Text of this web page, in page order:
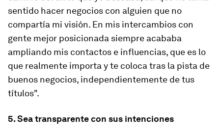
sentido hacer negocios con alguien que no
compartía mi visión. En mis intercambios con
gente mejor posicionada siempre acababa
ampliando mis contactos e influencias, que es lo
que realmente importa y te coloca tras la pista de
buenos negocios, independientemente de tus
títulos".
5. Sea transparente con sus intenciones